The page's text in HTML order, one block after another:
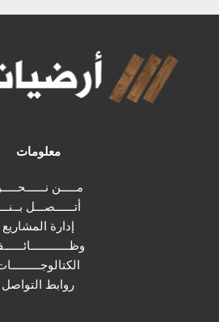
معلومات
مـــــن
أتــــــصـــل
إدارة المشاريع
روابط التواصل